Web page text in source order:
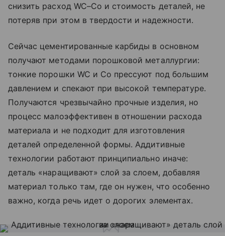
снизить расход WC–Co и стоимость деталей, не
потеряв при этом в твердости и надежности.
Сейчас цементированные карбиды в основном
получают методами порошковой металлургии:
тонкие порошки WC и Co прессуют под большим
давлением и спекают при высокой температуре.
Получаются чрезвычайно прочные изделия, но
процесс малоэффективен в отношении расхода
материала и не подходит для изготовления
деталей определенной формы. Аддитивные
технологии работают принципиально иначе:
деталь «наращивают» слой за слоем, добавляя
материал только там, где он нужен, что особенно
важно, когда речь идет о дорогих элементах.